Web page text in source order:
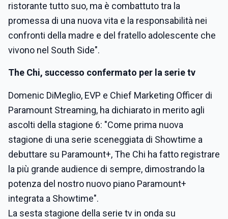
ristorante tutto suo, ma è combattuto tra la
promessa di una nuova vita e la responsabilità nei
confronti della madre e del fratello adolescente che
vivono nel South Side".
The Chi, successo confermato per la serie tv
Domenic DiMeglio, EVP e Chief Marketing Officer di
Paramount Streaming, ha dichiarato in merito agli
ascolti della stagione 6: "Come prima nuova
stagione di una serie sceneggiata di Showtime a
debuttare su Paramount+, The Chi ha fatto registrare
la più grande audience di sempre, dimostrando la
potenza del nostro nuovo piano Paramount+
integrata a Showtime".
La sesta stagione della serie tv in onda su